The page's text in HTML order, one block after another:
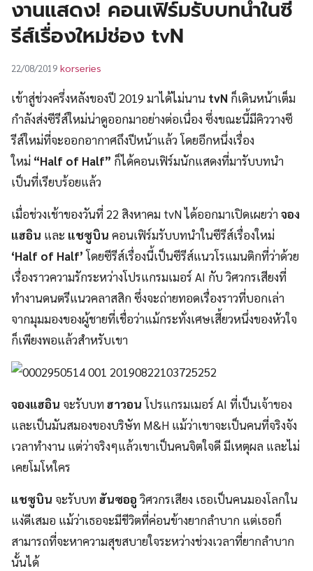
งานแสดง! คอนเฟิร์มรับบทนำในซี
รีส์เรื่องใหม่ช่อง tvN
22/08/2019 korseries
เข้าสู่ช่วงครึ่งหลังของปี 2019 มาได้ไม่นาน tvN ก็เดินหน้าเต็ม
กำลังส่งซีรีส์ใหม่น่าดูออกมาอย่างต่อเนื่อง ซึ่งขณะนี้มีคิววางซี
รีส์ใหม่ที่จะออกอากาศถึงปีหน้าแล้ว โดยอีกหนึ่งเรื่อง
ใหม่ “Half of Half” ก็ได้คอนเฟิร์มนักแสดงที่มารับบทนำ
เป็นที่เรียบร้อยแล้ว
เมื่อช่วงเช้าของวันที่ 22 สิงหาคม tvN ได้ออกมาเปิดเผยว่าจอง
แฮอิน และ แชซูบิน คอนเฟิร์มรับบทนำในซีรีส์เรื่องใหม่
‘Half of Half’โดยซีรีส์เรื่องนี้เป็นซีรีส์แนวโรแมนติกที่ว่าด้วย
เรื่องราวความรักระหว่างโปรแกรมเมอร์ AI กับ วิศวกรเสียงที่
ทำงานดนตรีแนวคลาสสิก ซึ่งจะถ่ายทอดเรื่องราวที่บอกเล่า
จากมุมมองของผู้ชายที่เชื่อว่าแม้กระทั่งเศษเสี้ยวหนึ่งของหัวใจ
ก็เพียงพอแล้วสำหรับเขา
จองแฮอิน จะรับบทฮาวอนโปรแกรมเมอร์ AI ที่เป็นเจ้าของ
และเป็นมันสมองของบริษัท M&H แม้ว่าเขาจะเป็นคนที่จริงจัง
เวลาทำงาน แต่ว่าจริงๆแล้วเขาเป็นคนจิตใจดี มีเหตุผล และไม่
เคยโมโหใคร
แชซูบิน จะรับบทฮันซออู วิศวกรเสียง เธอเป็นคนมองโลกใน
แง่ดีเสมอ แม้ว่าเธอจะมีชีวิตที่ค่อนข้างยากลำบาก แต่เธอก็
สามารถที่จะหาความสุขสบายใจระหว่างช่วงเวลาที่ยากลำบาก
นั้นได้